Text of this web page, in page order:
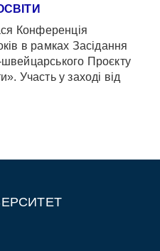
Конференція
в рамках Засідання
Проєкту
Участь у заході від